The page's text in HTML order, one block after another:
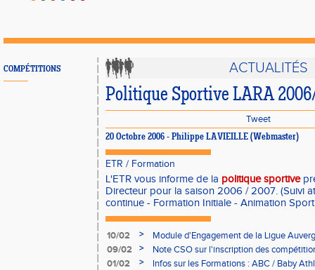
COMPÉTITIONS ACTUALITÉS
Politique Sportive LARA
Tweet
20 Octobre 2006 - Philippe LAVIEILLE (Webmaster)
ETR / Formation
L'ETR vous informe de la politique sportive
Directeur pour la saison 2006 / 2007. (Suivi
continue - Formation Initiale - Animation
10/02 >
Module d'Engagement de la Ligue
09/02
>
Note CSO sur l'inscription des
01/02
>
Infos sur les Formations : ABC / Baby